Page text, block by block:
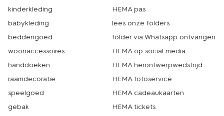
kinderkleding
babykleding
beddengoed
woonaccessoires
handdoeken
raamdecoratie
speelgoed
gebak
HEMA pas
lees onze folders
folder via Whatsapp ontvangen
HEMA op social media
HEMA herontwerpwedstrijd
HEMA fotoservice
HEMA cadeaukaarten
HEMA tickets